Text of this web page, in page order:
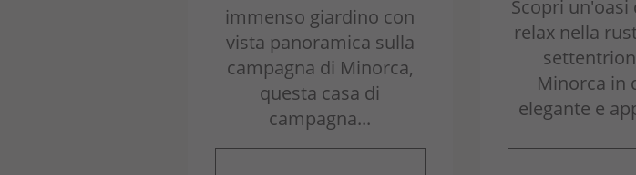
immenso giardino con
vista panoramica sulla
campagna di Minorca,
questa casa di
campagna...
Scopri un'oasi
relax nella
Minorca in
elegante e